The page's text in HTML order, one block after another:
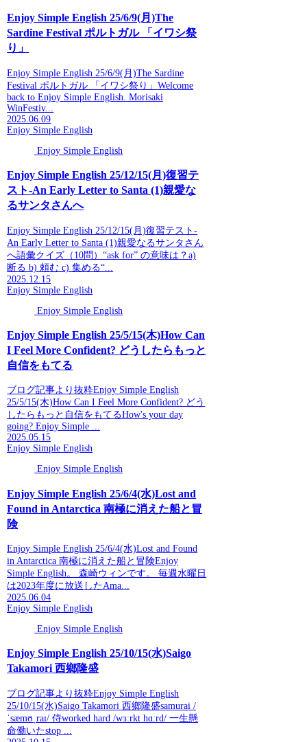
Enjoy Simple English 25/6/9(月)The
Sardine Festival ポルトガル 「イワシ祭
り」
Enjoy Simple English 25/6/9(月)The Sardine
Festival ポルトガル 「イワシ祭り」Welcome
back to Enjoy Simple English. Morisaki
WinFestiv...
2025.06.09
Enjoy Simple English
Enjoy Simple English
Enjoy Simple English 25/12/15(月)復習テ
スト-An Early Letter to Santa (1)親愛な
るサンタさんへ
Enjoy Simple English 25/12/15(月)復習テスト-
An Early Letter to Santa (1)親愛なるサンタさん
へ語彙クイズ（10問）“ask for” の意味は？a)
断る b) 頼む c) 集める“...
2025.12.15
Enjoy Simple English
Enjoy Simple English
Enjoy Simple English 25/5/15(木)How Can
I Feel More Confident? どうしたらもっと
自信をもてる
ブログ記事より抜粋Enjoy Simple English
25/5/15(木)How Can I Feel More Confident? どう
したらもっと自信をもてるHow's your day
going? Enjoy Simple ...
2025.05.15
Enjoy Simple English
Enjoy Simple English
Enjoy Simple English 25/6/4(水)Lost and
Found in Antarctica 南極に消えた船と冒
険
Enjoy Simple English 25/6/4(水)Lost and Found
in Antarctica 南極に消えた船と冒険Enjoy
Simple English。 森崎ウィンです。 毎週水曜日
は2023年度に放送したAma...
2025.06.04
Enjoy Simple English
Enjoy Simple English
Enjoy Simple English 25/10/15(水)Saigo
Takamori 西鄉隆盛
ブログ記事より抜粋Enjoy Simple English
25/10/15(水)Saigo Takamori 西鄉隆盛samurai /
ˈsæmʊˌraɪ/ 侍worked hard /wɜːrkt hɑːrd/ 一生懸
命働いたstop ...